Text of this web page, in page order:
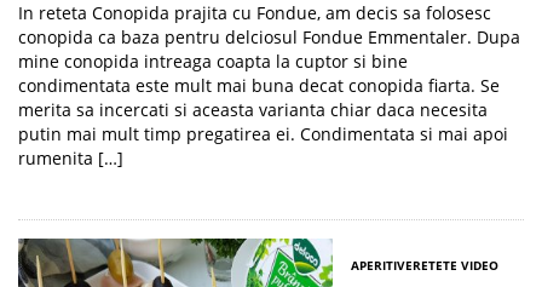
In reteta Conopida prajita cu Fondue, am decis sa folosesc
conopida ca baza pentru delciosul Fondue Emmentaler. Dupa
mine conopida intreaga coapta la cuptor si bine
condimentata este mult mai buna decat conopida fiarta. Se
merita sa incercati si aceasta varianta chiar daca necesita
putin mai mult timp pregatirea ei. Condimentata si mai apoi
rumenita […]
APERITIVERETETE VIDEO